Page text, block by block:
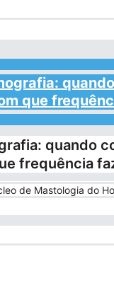
que
quando
frequência
de Mastologia do